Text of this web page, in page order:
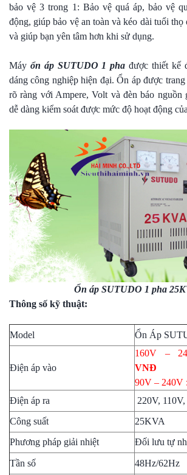
bảo vệ 3 trong 1: Bảo vệ quá áp, bảo vệ
động, giúp bảo vệ an toàn và kéo dài tuổi thọ
và giúp bạn yên tâm hơn khi sử dụng.
Máy ổn áp SUTUDO 1 pha được thiết kế
dáng công nghiệp hiện đại. Ổn áp được
rõ ràng với Ampere, Volt và đèn báo nguồn
dễ dàng kiểm soát được mức độ hoạt động
Ổn áp SUTUDO 1 pha
Thông số kỹ thuật:
Model Ổn Áp
Điện áp vào
160V –
VNĐ
90V – 240V :
Điện áp ra
220V,
Công suất
25KVA
Phương pháp giải nhiệt
Đối lưu tự
Tần số
48Hz/62Hz